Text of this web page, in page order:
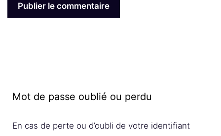
Mot de passe oublié ou perdu
En cas de perte ou d’oubli de votre identifiant